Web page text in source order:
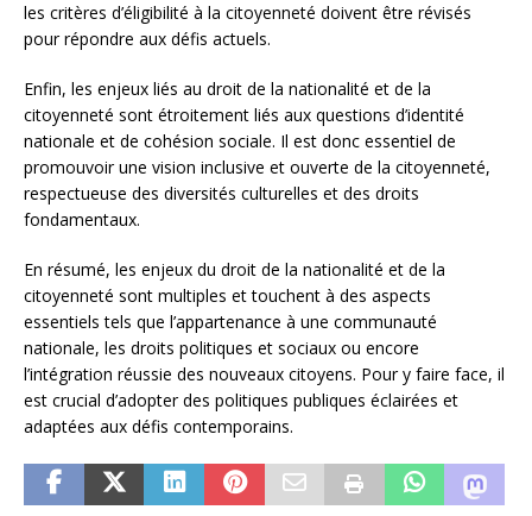
les critères d’éligibilité à la citoyenneté doivent être révisés
pour répondre aux défis actuels.
Enfin, les enjeux liés au droit de la nationalité et de la
citoyenneté sont étroitement liés aux questions d’identité
nationale et de cohésion sociale. Il est donc essentiel de
promouvoir une vision inclusive et ouverte de la citoyenneté,
respectueuse des diversités culturelles et des droits
fondamentaux.
En résumé, les enjeux du droit de la nationalité et de la
citoyenneté sont multiples et touchent à des aspects
essentiels tels que l’appartenance à une communauté
nationale, les droits politiques et sociaux ou encore
l’intégration réussie des nouveaux citoyens. Pour y faire face, il
est crucial d’adopter des politiques publiques éclairées et
adaptées aux défis contemporains.